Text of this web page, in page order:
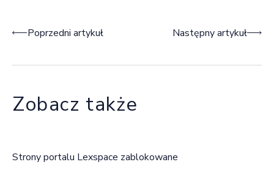
Nawigacja wpisu
Poprzedni artykuł Następny artykuł
Zobacz także
Strony portalu Lexspace zablokowane